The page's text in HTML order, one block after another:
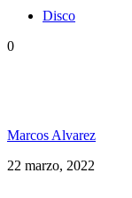
Disco
0
Marcos Alvarez
22 marzo, 2022